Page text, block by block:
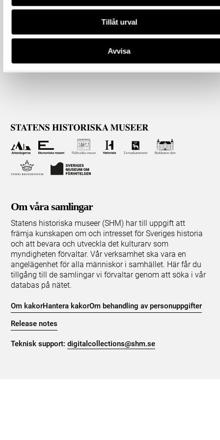
Tillåt urval
Avvisa
Om våra samlingar
Statens historiska museer (SHM) har till uppgift att
främja kunskapen om och intresset för Sveriges historia
och att bevara och utveckla det kulturarv som
myndigheten förvaltar. Vår verksamhet ska vara en
angelägenhet för alla människor i samhället. Här får du
tillgång till de samlingar vi förvaltar genom att söka i vår
databas på nätet.
Om kakorHantera kakorOm behandling av personuppgifter
Release notes
Teknisk support:digitalcollections@shm.se